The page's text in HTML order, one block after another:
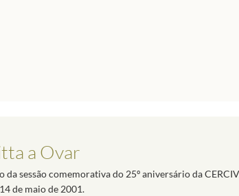
a Ovar
sessão comemorativa do 25º aniversário da
de maio de 2001.